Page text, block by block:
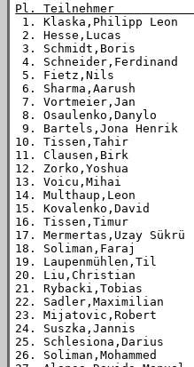
Pl. Teilnehmer
1. Klaska,Philipp Leon
2. Hesse,Lucas
3. Schmidt,Boris
4.
5. Fietz,Nils
6. Sharma,Aarush
7. Vortmeier,Jan
8. Osaulenko,Danylo
9. Bartels,Jona Henrik
10. Tissen,Tahir
11. Clausen,Birk
12. Zorko,Yoshua
13. Voicu,Mihai
14. Multhaup,Leon
15. Kovalenko,David
16. Tissen,Timur
17. Mermertas,Uzay
18. Soliman,Faraj
19. Laupenmühlen,Til
20. Liu,Christian
21. Rybacki,Tobias
22. Sadler,Maximilian
23. Mijatovic,Robert
24. Suszka,Jannis
25. Schlesiona,Darius
26. Soliman,Mohammed